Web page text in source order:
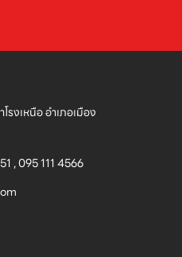
งเหนือ อำเภอเมือง
,095 111 4566